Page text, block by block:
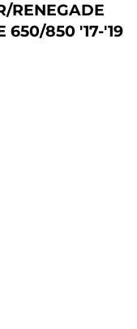
RENEGADE
650/850 '17-'19